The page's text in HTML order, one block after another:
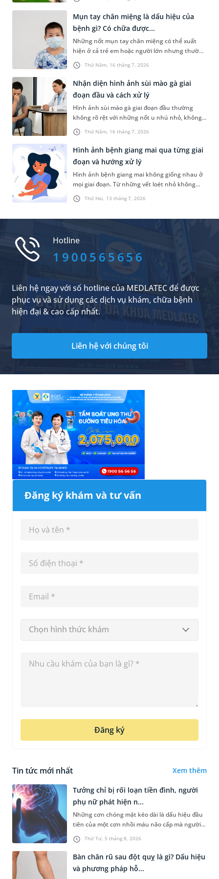
có thể gặp phải những vấn đề nghiêm trọng
nếu không được chăm sóc và xử trí đúng cách.
Dưới đây là những gợi ý về cách hạ sốt nóng
lạnh cho người lớn an toàn và hiệu quả.
Thứ Năm, 16 tháng 7, 2026
Mụn tay chân miệng là dấu hiệu của
bệnh gì? Có chữa được...
Những nốt mụn tay chân miệng có thể xuất
hiện ở cả trẻ em hoặc người lớn nhưng thường
gặp nhất là trẻ dưới 5 tuổi. Tình trạng này
khiến nhiều người lo lắng không biết đó là
bệnh lý nào và có nguy hiểm hay không. Bài
viết sau đây sẽ chia sẻ thông tin chi tiết hơn về
tình trạng này để bạn đọc tham khảo.
Thứ Năm, 16 tháng 7, 2026
Nhận diện hình ảnh sùi mào gà giai
đoạn đầu và cách xử lý
Hình ảnh sùi mào gà giai đoạn đầu thường
không rõ rệt với những nốt u nhú nhỏ, không
gây đau hay ngứa nên rất dễ bị người bệnh bỏ
qua. Nhưng thực tế, việc nắm được các dấu
hiệu đặc trưng của bệnh ngay từ giai đoạn đầu
sẽ giúp người bệnh chủ động thăm khám, điều
trị kịp thời để tránh biến chứng và hạn chế
nguy cơ lây nhiễm cho người khác.
Thứ Hai, 13 tháng 7, 2026
Hình ảnh bệnh giang mai qua từng giai
đoạn và hướng xử lý
Hình ảnh bệnh giang mai không giống nhau ở
mọi giai đoạn. Từ những vết loét nhỏ không
đau ban đầu đến các tổn thương lan tỏa trên
da và niêm mạc, mỗi giai đoạn của bệnh đều có
Hotline
1900565656
Liên hệ ngay với số hotline của MEDLATEC để được
phục vụ và sử dụng các dịch vụ khám, chữa bệnh
hiện đại & cao cấp nhất.
Liên hệ với chúng tôi
Đăng ký khám và tư vấn
Chọn hình thức khám
Đăng ký
Tin tức mới nhất Xem thêm
Thứ Tư, 5 tháng 8, 2026
Tưởng chỉ bị rối loạn tiền đình, người
phụ nữ phát hiện n...
Những cơn chóng mặt kéo dài là dấu hiệu đầu
tiên của một cơn nhồi máu não cấp mà người
bệnh không hề hay biết. Tại BVĐK MEDLATEC,
chiến lược chẩn đoán chính...
Bàn chân rũ sau đột quỵ là gì? Dấu hiệu
và phương pháp hỗ...